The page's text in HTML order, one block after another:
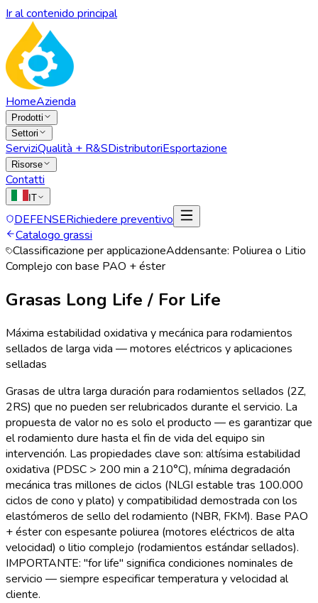
Ir al contenido principal
HomeAzienda
Prodotti
Settori
ServiziQualità + R&SDistributoriEsportazione
Risorse
Contatti
IT
DEFENSERichiedere preventivo
Catalogo grassi
Classificazione per applicazioneAddensante: Poliurea o Litio
Complejo con base PAO + éster
Grasas Long Life / For Life
Máxima estabilidad oxidativa y mecánica para rodamientos
sellados de larga vida — motores eléctricos y aplicaciones
selladas
Grasas de ultra larga duración para rodamientos sellados (2Z,
2RS) que no pueden ser relubricados durante el servicio. La
propuesta de valor no es solo el producto — es garantizar que
el rodamiento dure hasta el fin de vida del equipo sin
intervención. Las propiedades clave son: altísima estabilidad
oxidativa (PDSC > 200 min a 210°C), mínima degradación
mecánica tras millones de ciclos (NLGI estable tras 100.000
ciclos de cono y plato) y compatibilidad demostrada con los
elastómeros de sello del rodamiento (NBR, FKM). Base PAO
+ éster con espesante poliurea (motores eléctricos de alta
velocidad) o litio complejo (rodamientos estándar sellados).
IMPORTANTE: "for life" significa condiciones nominales de
servicio — siempre especificar temperatura y velocidad al
cliente.